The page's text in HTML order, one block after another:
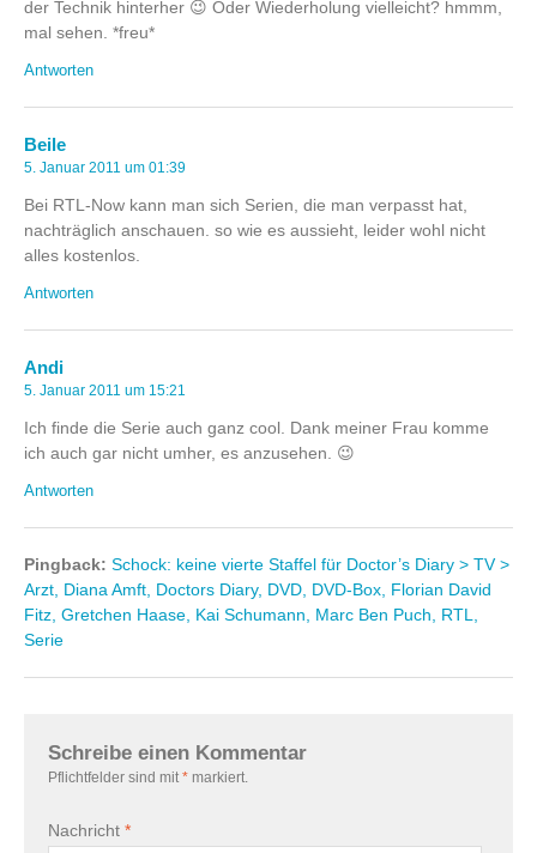
der Technik hinterher 😉 Oder Wiederholung vielleicht? hmmm,
mal sehen. *freu*
Antworten
Beile
5. Januar 2011 um 01:39
Bei RTL-Now kann man sich Serien, die man verpasst hat,
nachträglich anschauen. so wie es aussieht, leider wohl nicht
alles kostenlos.
Antworten
Andi
5. Januar 2011 um 15:21
Ich finde die Serie auch ganz cool. Dank meiner Frau komme
ich auch gar nicht umher, es anzusehen. 😉
Antworten
Pingback: Schock: keine vierte Staffel für Doctor’s Diary > TV >
Arzt, Diana Amft, Doctors Diary, DVD, DVD-Box, Florian David
Fitz, Gretchen Haase, Kai Schumann, Marc Ben Puch, RTL,
Serie
Schreibe einen Kommentar
Pflichtfelder sind mit * markiert.
Nachricht *